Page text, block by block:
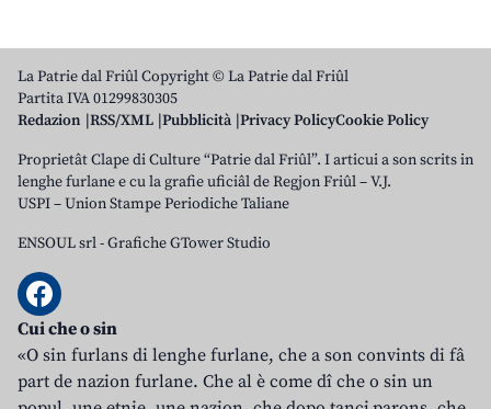
La Patrie dal Friûl Copyright © La Patrie dal Friûl
Partita IVA 01299830305
Redazion RSS/XML Pubblicità Privacy PolicyCookie Policy
Proprietât Clape di Culture “Patrie dal Friûl”. I articui a son scrits in
lenghe furlane e cu la grafie uficiâl de Regjon Friûl – V.J.
USPI – Union Stampe Periodiche Taliane
ENSOUL srl-Grafiche GTower Studio
Cui che o sin
«O sin furlans di lenghe furlane, che a son convints di fâ
part de nazion furlane. Che al è come dî che o sin un